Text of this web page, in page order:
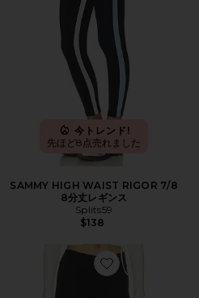
今トレンド!
先ほど8点売れました
SAMMY HIGH WAIST RIGOR 7/8
8分丈レギンス
Splits59
$138